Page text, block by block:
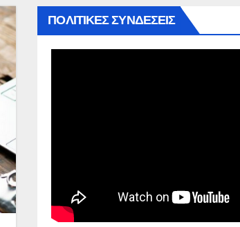
ΠΟΛΙΤΙΚΕΣ ΣΥΝΔΕΣΕΙΣ